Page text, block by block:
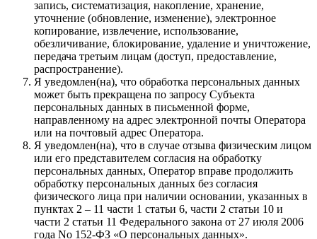
запись, систематизация, накопление, хранение,
уточнение (обновление, изменение), электронное
копирование, извлечение, использование,
обезличивание, блокирование, удаление и уничтожение,
передача третьим лицам (доступ, предоставление,
распространение).
Я уведомлен(на), что обработка персональных данных
может быть прекращена по запросу Субъекта
персональных данных в письменной форме,
направленному на адрес электронной почты Оператора
или на почтовый адрес Оператора.
Я уведомлен(на), что в случае отзыва физическим лицом
или его представителем согласия на обработку
персональных данных, Оператор вправе продолжить
обработку персональных данных без согласия
физического лица при наличии основании, указанных в
пунктах 2 – 11 части 1 статьи 6, части 2 статьи 10 и
части 2 статьи 11 Федерального закона от 27 июля 2006
года No 152-ФЗ «О персональных данных».